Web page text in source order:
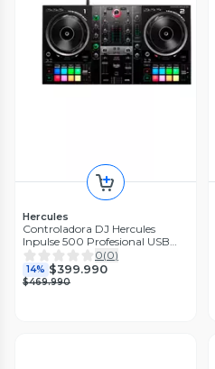
Hercules
Controladora DJ Hercules
Inpulse 500 Profesional USB
con Software DJ Serato
0(0)
14% $399.990
$469.990